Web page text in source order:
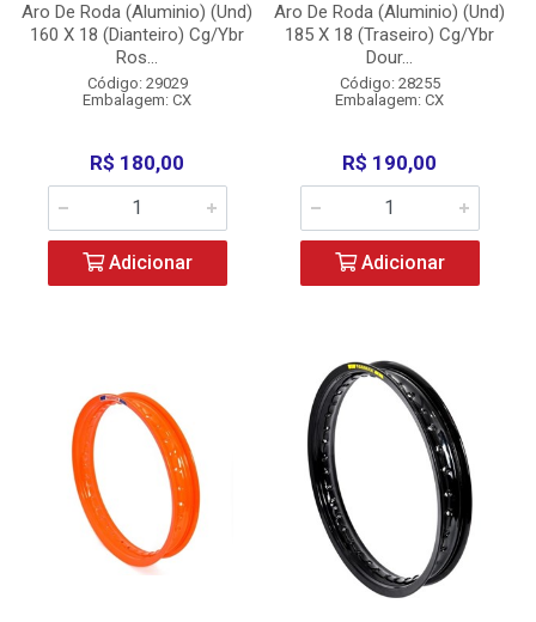
Aro De Roda (Aluminio) (Und)
160 X 18 (Dianteiro) Cg/Ybr
Ros...
Código: 29029
Embalagem: CX
R$ 180,00
Adicionar
Aro De Roda (Aluminio) (Und)
185 X 18 (Traseiro) Cg/Ybr
Dour...
Código: 28255
Embalagem: CX
R$ 190,00
Adicionar